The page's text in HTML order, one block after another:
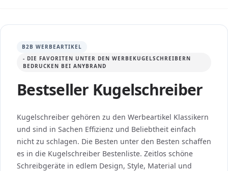
B2B WERBEARTIKEL
- DIE FAVORITEN UNTER DEN WERBEKUGELSCHREIBERN
BEDRUCKEN BEI ANYBRAND
Bestseller Kugelschreiber
Kugelschreiber gehören zu den Werbeartikel Klassikern
und sind in Sachen Effizienz und Beliebtheit einfach
nicht zu schlagen. Die Besten unter den Besten schaffen
es in die Kugelschreiber Bestenliste. Zeitlos schöne
Schreibgeräte in edlem Design, Style, Material und